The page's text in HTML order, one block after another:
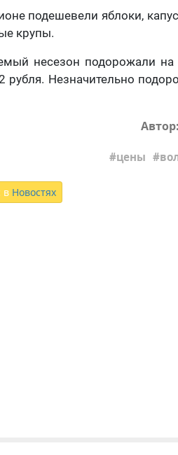
подешевели яблоки,
крупы.
несезон подорожали на
Незначительно
Автор:
цены
в Новостях